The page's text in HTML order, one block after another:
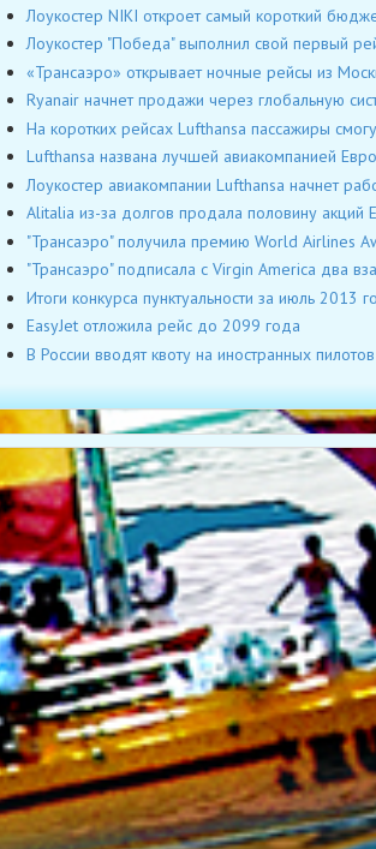
Лоукостер NIKI откроет самый короткий
Лоукостер "Победа" выполнил свой первый
«Трансаэро» открывает ночные рейсы из
Ryanair начнет продажи через глобальную
На коротких рейсах Lufthansa пассажиры
Lufthansa названа лучшей авиакомпанией
Лоукостер авиакомпании Lufthansa начнет
Alitalia из-за долгов продала половину акций
"Трансаэро" получила премию World Airlines
"Трансаэро" подписала с Virgin America два
Итоги конкурса пунктуальности за июль
EasyJet отложила рейс до 2099 года
В России вводят квоту на иностранных пилотов